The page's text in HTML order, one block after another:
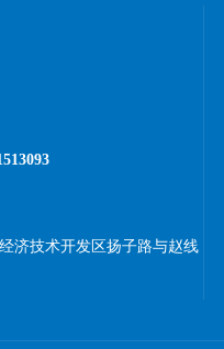
济技术开发区扬子路与赵线